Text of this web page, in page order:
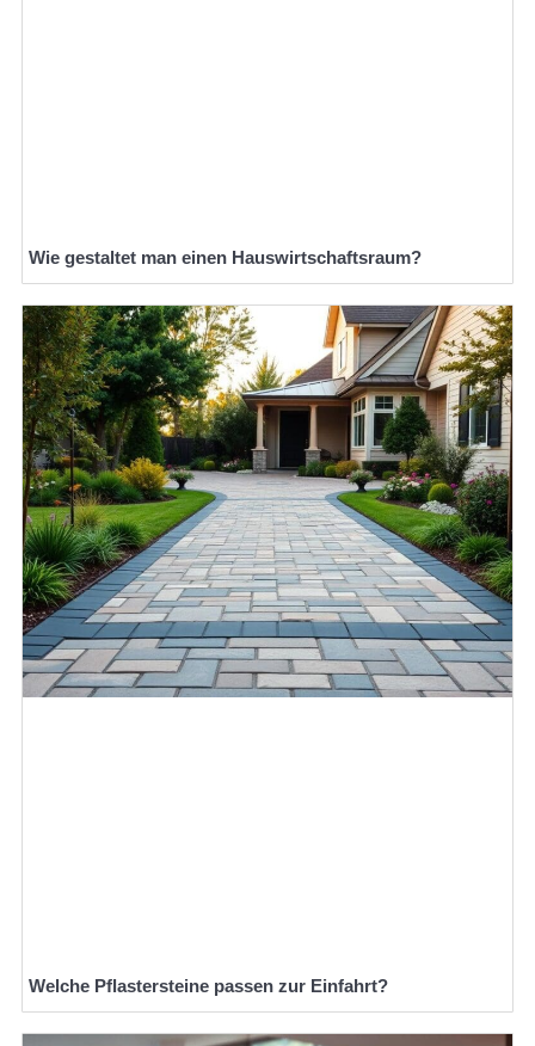
Wie gestaltet man einen Hauswirtschaftsraum?
Welche Pflastersteine passen zur Einfahrt?